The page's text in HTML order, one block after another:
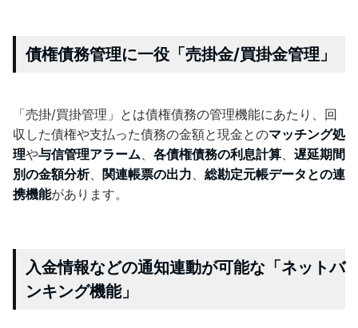
債権債務管理に一役「売掛金/買掛金管理」
「売掛/買掛管理」とは債権債務の管理機能にあたり、回
収した債権や支払った債務の金額と現金とのマッチング処
理や与信管理アラーム 各債権債務の利息計算
遅延期間
別の金額分析、 関連帳票の出力
総勘定元帳データとの連
携機能があります。
入金情報などの通知連動が可能な「ネットバ
ンキング機能」